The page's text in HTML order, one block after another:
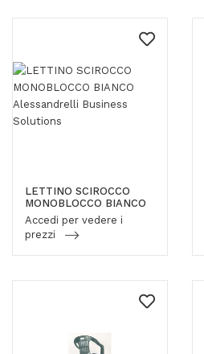
LETTINO SCIROCCO
MONOBLOCCO BIANCO
Accedi per vedere i
prezzi